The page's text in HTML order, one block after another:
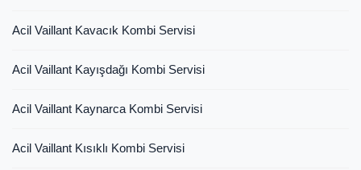
Acil Vaillant Kavacık Kombi Servisi
Acil Vaillant Kayışdağı Kombi Servisi
Acil Vaillant Kaynarca Kombi Servisi
Acil Vaillant Kısıklı Kombi Servisi